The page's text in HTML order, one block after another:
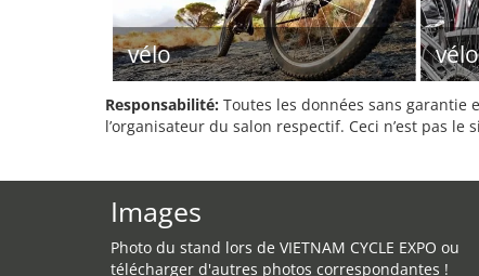
vélo vélo
Responsabilité: Toutes les données sans
l’organisateur du salon respectif. Ceci n’est pas le
Images
Photo du stand lors de VIETNAM CYCLE EXPO ou
télécharger d'autres photos correspondantes !